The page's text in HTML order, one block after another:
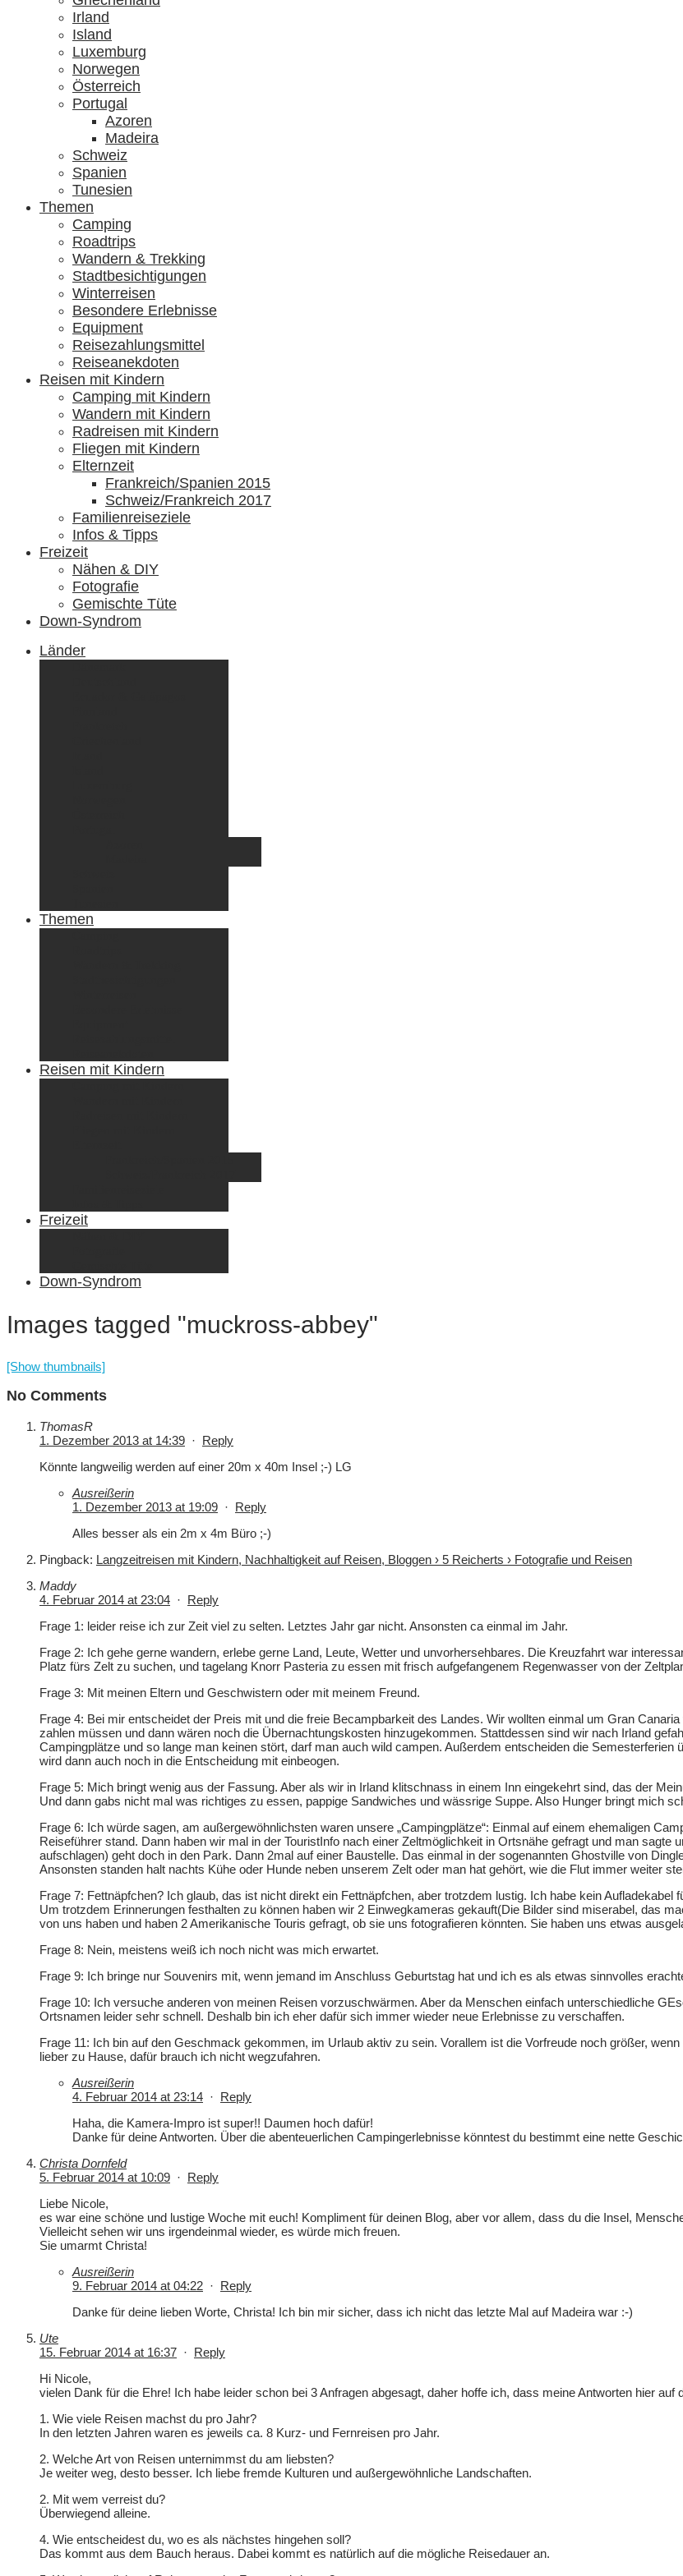
Irland
Island
Luxemburg
Norwegen
Österreich
Portugal
Azoren
Madeira
Schweiz
Spanien
Tunesien
Themen
Camping
Roadtrips
Wandern & Trekking
Stadtbesichtigungen
Winterreisen
Besondere Erlebnisse
Equipment
Reisezahlungsmittel
Reiseanekdoten
Reisen mit Kindern
Camping mit Kindern
Wandern mit Kindern
Radreisen mit Kindern
Fliegen mit Kindern
Elternzeit
Frankreich/Spanien 2015
Schweiz/Frankreich 2017
Familienreiseziele
Infos & Tipps
Freizeit
Nähen & DIY
Fotografie
Gemischte Tüte
Down-Syndrom
Länder
Themen
Reisen mit Kindern
Freizeit
Down-Syndrom
Images tagged "muckross-abbey"
[Show thumbnails]
No Comments
ThomasR
1. Dezember 2013 at 14:39 · Reply
Könnte langweilig werden auf einer 20m x 40m Insel ;-) LG
Ausreißerin
1. Dezember 2013 at 19:09 · Reply
Alles besser als ein 2m x 4m Büro ;-)
Pingback: Langzeitreisen mit Kindern, Nachhaltigkeit auf Reisen, Bloggen › 5 Reicherts › Fotografie und Reisen
Maddy
4. Februar 2014 at 23:04 · Reply
Frage 1: leider reise ich zur Zeit viel zu selten. Letztes Jahr gar nicht. Ansonsten ca einmal im Jahr.
Frage 2: Ich gehe gerne wandern, erlebe gerne Land, Leute, Wetter und unvorhersehbares. Die Kreuzfahrt war
Platz fürs Zelt zu suchen, und tagelang Knorr Pasteria zu essen mit frisch aufgefangenem Regenwasser von der
Frage 3: Mit meinen Eltern und Geschwistern oder mit meinem Freund.
Frage 4: Bei mir entscheidet der Preis mit und die freie Becampbarkeit des Landes. Wir wollten einmal um Gran
zahlen müssen und dann wären noch die Übernachtungskosten hinzugekommen. Stattdessen sind wir nach Irland
Campingplätze und so lange man keinen stört, darf man auch wild campen. Außerdem entscheiden die
wird dann auch noch in die Entscheidung mit einbeogen.
Frage 5: Mich bringt wenig aus der Fassung. Aber als wir in Irland klitschnass in einem Inn eingekehrt sind, das der
Und dann gabs nicht mal was richtiges zu essen, pappige Sandwiches und wässrige Suppe. Also Hunger bringt mich
Frage 6: Ich würde sagen, am außergewöhnlichsten waren unsere „Campingplätze“: Einmal auf einem ehemaligen
Reiseführer stand. Dann haben wir mal in der TouristInfo nach einer Zeltmöglichkeit in Ortsnähe gefragt und man
aufschlagen) geht doch in den Park. Dann 2mal auf einer Baustelle. Das einmal in der sogenannten Ghostville von
Ansonsten standen halt nachts Kühe oder Hunde neben unserem Zelt oder man hat gehört, wie die Flut immer weiter
Frage 7: Fettnäpfchen? Ich glaub, das ist nicht direkt ein Fettnäpfchen, aber trotzdem lustig. Ich habe kein
Um trotzdem Erinnerungen festhalten zu können haben wir 2 Einwegkameras gekauft(Die Bilder sind miserabel, das
von uns haben und haben 2 Amerikanische Touris gefragt, ob sie uns fotografieren könnten. Sie haben uns etwas
Frage 8: Nein, meistens weiß ich noch nicht was mich erwartet.
Frage 9: Ich bringe nur Souvenirs mit, wenn jemand im Anschluss Geburtstag hat und ich es als etwas sinnvolles
Frage 10: Ich versuche anderen von meinen Reisen vorzuschwärmen. Aber da Menschen einfach unterschiedliche
Ortsnamen leider sehr schnell. Deshalb bin ich eher dafür sich immer wieder neue Erlebnisse zu verschaffen.
Frage 11: Ich bin auf den Geschmack gekommen, im Urlaub aktiv zu sein. Vorallem ist die Vorfreude noch größer,
lieber zu Hause, dafür brauch ich nicht wegzufahren.
Ausreißerin
4. Februar 2014 at 23:14 · Reply
Haha, die Kamera-Impro ist super!! Daumen hoch dafür!
Danke für deine Antworten. Über die abenteuerlichen Campingerlebnisse könntest du bestimmt eine nette
Christa Dornfeld
5. Februar 2014 at 10:09 · Reply
Liebe Nicole,
es war eine schöne und lustige Woche mit euch! Kompliment für deinen Blog, aber vor allem, dass du die Insel,
Vielleicht sehen wir uns irgendeinmal wieder, es würde mich freuen.
Sie umarmt Christa!
Ausreißerin
9. Februar 2014 at 04:22 · Reply
Danke für deine lieben Worte, Christa! Ich bin mir sicher, dass ich nicht das letzte Mal auf Madeira war :-)
Ute
15. Februar 2014 at 16:37 · Reply
Hi Nicole,
vielen Dank für die Ehre! Ich habe leider schon bei 3 Anfragen abgesagt, daher hoffe ich, dass meine Antworten hier auf
1. Wie viele Reisen machst du pro Jahr?
In den letzten Jahren waren es jeweils ca. 8 Kurz- und Fernreisen pro Jahr.
2. Welche Art von Reisen unternimmst du am liebsten?
Je weiter weg, desto besser. Ich liebe fremde Kulturen und außergewöhnliche Landschaften.
2. Mit wem verreist du?
Überwiegend alleine.
4. Wie entscheidest du, wo es als nächstes hingehen soll?
Das kommt aus dem Bauch heraus. Dabei kommt es natürlich auf die mögliche Reisedauer an.